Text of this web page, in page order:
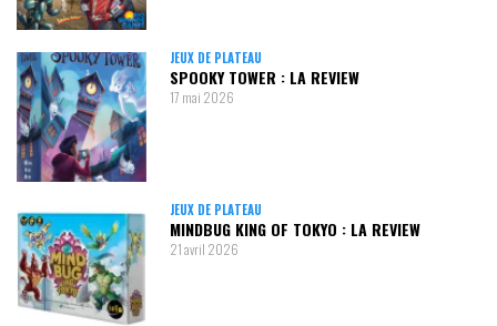
JEUX DE PLATEAU
SPOOKY TOWER : LA REVIEW
17 mai 2026
JEUX DE PLATEAU
MINDBUG KING OF TOKYO : LA REVIEW
21 avril 2026